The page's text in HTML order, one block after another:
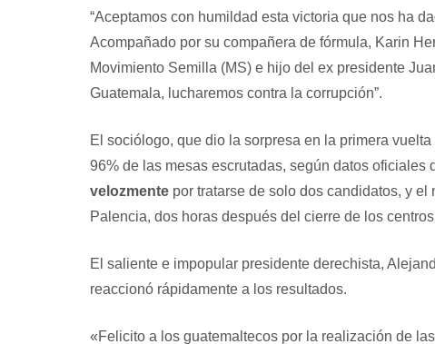
“Aceptamos con humildad esta victoria que nos ha
Acompañado por su compañera de fórmula, Karin
Movimiento Semilla (MS) e hijo del ex presidente
Guatemala, lucharemos contra la corrupción”.
El sociólogo, que dio la sorpresa en la primera
96% de las mesas escrutadas, según datos oficiales
velozmente por tratarse de solo dos candidatos, y
Palencia, dos horas después del cierre de los
El saliente e impopular presidente derechista,
reaccionó rápidamente a los resultados.
«Felicito a los guatemaltecos por la realización de